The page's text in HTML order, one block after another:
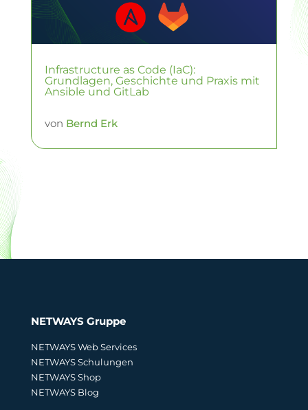
Infrastructure as Code (IaC):
Grundlagen, Geschichte und Praxis mit
Ansible und GitLab
von Bernd Erk
NETWAYS Gruppe
NETWAYS Web Services
NETWAYS Schulungen
NETWAYS Shop
NETWAYS Blog